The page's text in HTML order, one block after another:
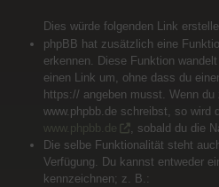
Dies würde folgenden Link
phpBB hat zusätzlich eine
erkennen. Diese Funktion
einen Link um, ohne dass du
https:// angeben musst. Wenn
www.phpbb.de schreibst, so wird
www.phpbb.de
, sobald du die
Die selbe Funktionalität steht
Verfügung. Du kannst entweder
kennzeichnen; z. B.: